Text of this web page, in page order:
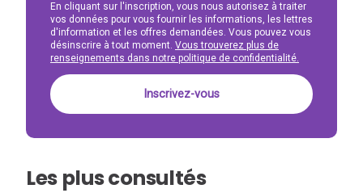
En cliquant sur l'inscription, vous nous autorisez à traiter
vos données pour vous fournir les informations, les lettres
d'information et les offres demandées. Vous pouvez vous
désinscrire à tout moment. Vous trouverez plus de
renseignements dans notre politique de confidentialité.
Les plus consultés